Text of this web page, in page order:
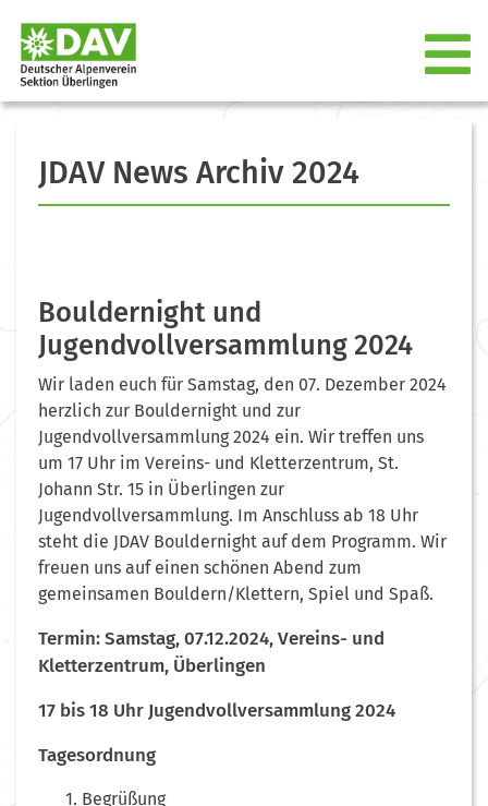
JDAV News Archiv 2024
Bouldernight und
Jugendvollversammlung 2024
Wir laden euch für Samstag, den 07. Dezember 2024
herzlich zur Bouldernight und zur
Jugendvollversammlung 2024 ein. Wir treffen uns
um 17 Uhr im Vereins- und Kletterzentrum, St.
Johann Str. 15 in Überlingen zur
Jugendvollversammlung. Im Anschluss ab 18 Uhr
steht die JDAV Bouldernight auf dem Programm. Wir
freuen uns auf einen schönen Abend zum
gemeinsamen Bouldern/Klettern, Spiel und Spaß.
Termin: Samstag, 07.12.2024, Vereins- und
Kletterzentrum, Überlingen
17 bis 18 Uhr Jugendvollversammlung 2024
Tagesordnung
Begrüßung